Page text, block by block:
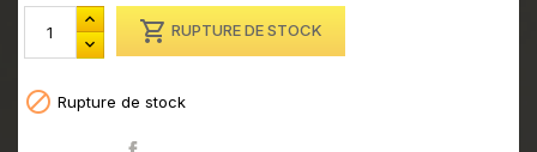
 RUPTURE DE STOCK
 Rupture de stock